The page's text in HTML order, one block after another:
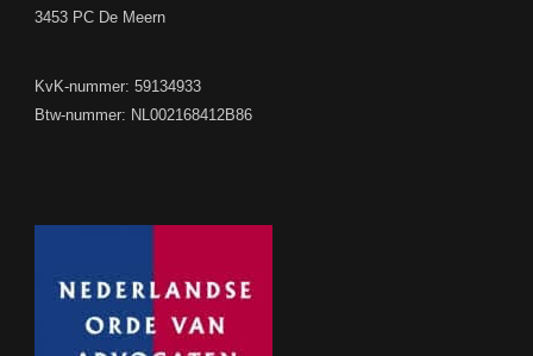
3453 PC De Meern
KvK-nummer: 59134933
Btw-nummer: NL002168412B86